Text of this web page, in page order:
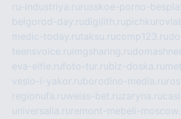
ru-industriya.ru russkoe-porno-
belgorod-day.rudigilith.ru
medic-today.rutaksu.rucomp123.ru
teensvoice.ru imgsharing.ru
eva-elfie.rufoto-tur.rubiz-doska.ru
veslo-i-yakor.ruborodino-media.ru
regionufa.ruweiss-bet.ruzaryna.ru
universalia.ru remont-mebeli-